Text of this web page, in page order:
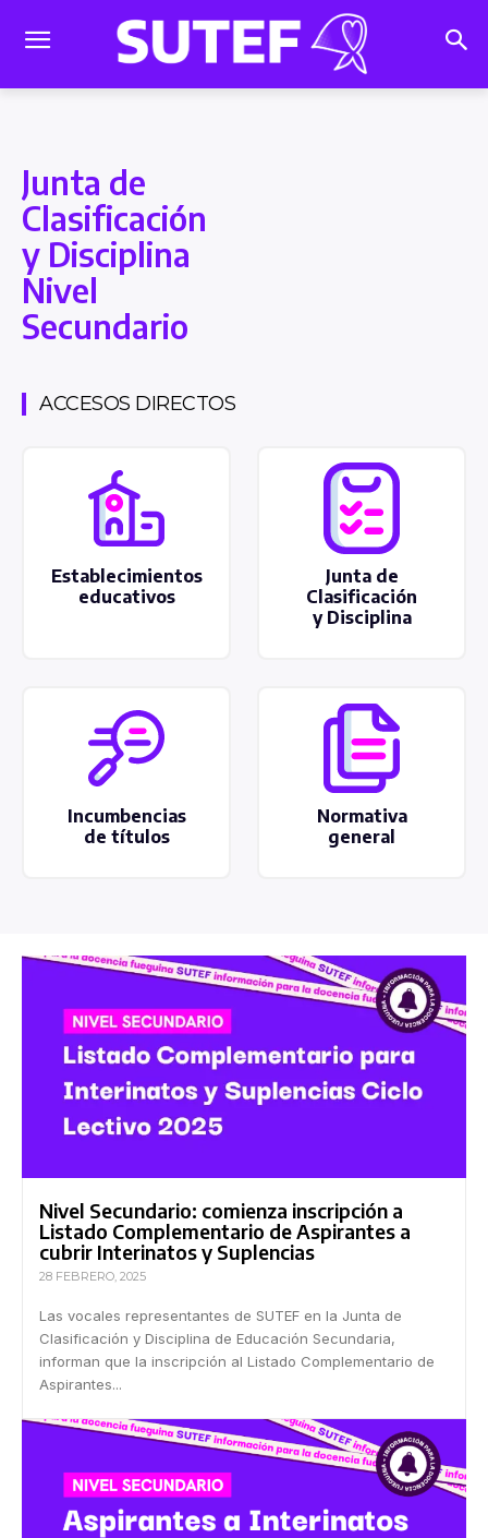
Junta de
Clasificación
y Disciplina
Nivel
Secundario
ACCESOS DIRECTOS
Establecimientos
educativos
Junta de
Clasificación
y Disciplina
Incumbencias
de títulos
Normativa
general
Nivel Secundario: comienza inscripción a
Listado Complementario de Aspirantes a
cubrir Interinatos y Suplencias
28 FEBRERO, 2025
Las vocales representantes de SUTEF en la Junta de
Clasificación y Disciplina de Educación Secundaria,
informan que la inscripción al Listado Complementario de
Aspirantes...